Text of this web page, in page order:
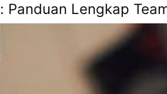
Panduan Lengkap